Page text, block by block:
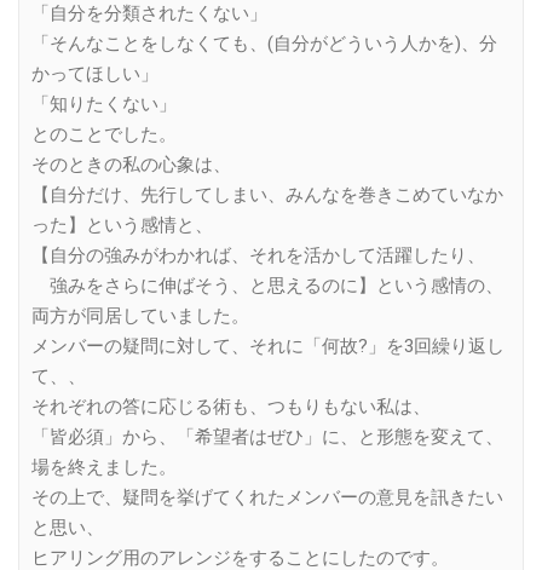
「自分を分類されたくない」
「そんなことをしなくても、(自分がどういう人かを)、分
かってほしい」
「知りたくない」
とのことでした。
そのときの私の心象は、
【自分だけ、先行してしまい、みんなを巻きこめていなか
った】という感情と、
【自分の強みがわかれば、それを活かして活躍したり、
強みをさらに伸ばそう、と思えるのに】という感情の、
両方が同居していました。
メンバーの疑問に対して、それに「何故?」を3回繰り返し
て、、
それぞれの答に応じる術も、つもりもない私は、
「皆必須」から、「希望者はぜひ」に、と形態を変えて、
場を終えました。
その上で、疑問を挙げてくれたメンバーの意見を訊きたい
と思い、
ヒアリング用のアレンジをすることにしたのです。